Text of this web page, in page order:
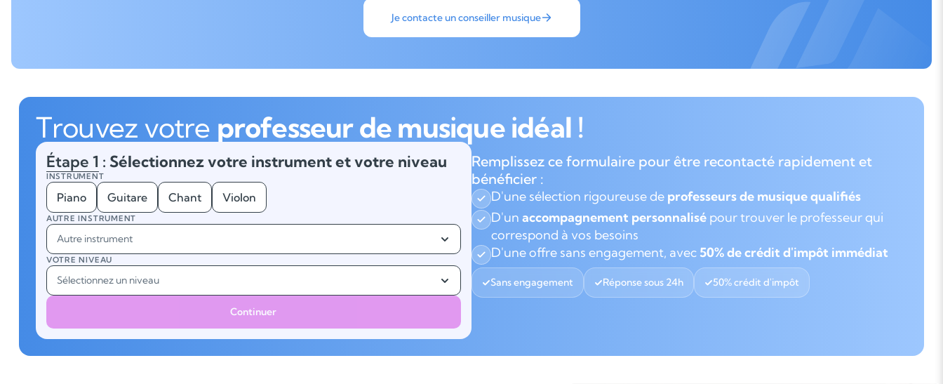
Je contacte un conseiller musique
Trouvez votre professeur de musique idéal !
Remplissez ce formulaire pour être recontacté rapidement et
bénéficier :
D'une sélection rigoureuse de professeurs de musique qualifiés
D'un accompagnement personnalisé pour trouver le professeur qui
correspond à vos besoins
D'une offre sans engagement, avec 50% de crédit d'impôt immédiat
Sans engagement Réponse sous 24h 50% crédit d'impôt
Étape 1 : Sélectionnez votre instrument et votre niveau
INSTRUMENT
Piano Guitare Chant Violon
AUTRE INSTRUMENT
Autre instrument
VOTRE NIVEAU
Sélectionnez un niveau
Continuer